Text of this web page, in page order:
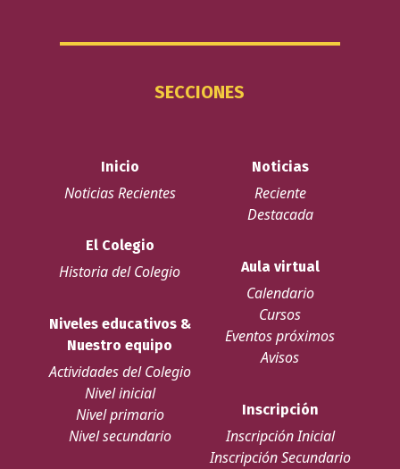
SECCIONES
Inicio
Noticias Recientes
El Colegio
Historia del Colegio
Niveles educativos &
Nuestro equipo
Actividades del Colegio
Nivel inicial
Nivel primario
Nivel secundario
Noticias
Reciente
Destacada
Aula virtual
Calendario
Cursos
Eventos próximos
Avisos
Inscripción
Inscripción Inicial
Inscripción Secundario